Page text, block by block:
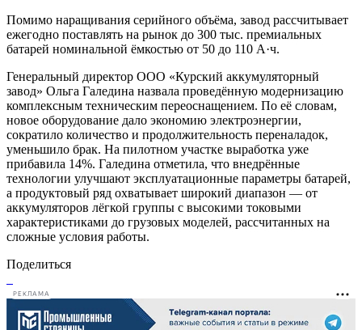
Помимо наращивания серийного объёма, завод рассчитывает
ежегодно поставлять на рынок до 300 тыс. премиальных
батарей номинальной ёмкостью от 50 до 110 А·ч.
Генеральный директор ООО «Курский аккумуляторный
завод» Ольга Галедина назвала проведённую модернизацию
комплексным техническим переоснащением. По её словам,
новое оборудование дало экономию электроэнергии,
сократило количество и продолжительность переналадок,
уменьшило брак. На пилотном участке выработка уже
прибавила 14%. Галедина отметила, что внедрённые
технологии улучшают эксплуатационные параметры батарей,
а продуктовый ряд охватывает широкий диапазон — от
аккумуляторов лёгкой группы с высокими токовыми
характеристиками до грузовых моделей, рассчитанных на
сложные условия работы.
Поделиться
РЕКЛАМА